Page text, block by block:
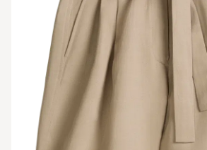
Avaa tuotekuva